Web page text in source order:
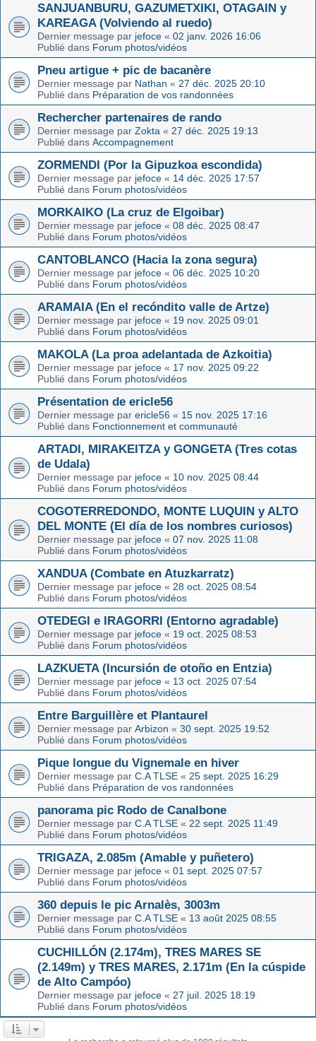
SANJUANBURU, GAZUMETXIKI, OTAGAIN y
KAREAGA (Volviendo al ruedo)
Dernier message par jefoce « 02 janv. 2026 16:06
Publié dans Forum photos/vidéos
Pneu artigue + pic de bacanère
Dernier message par Nathan « 27 déc. 2025 20:10
Publié dans Préparation de vos randonnées
Rechercher partenaires de rando
Dernier message par Zokta « 27 déc. 2025 19:13
Publié dans Accompagnement
ZORMENDI (Por la Gipuzkoa escondida)
Dernier message par jefoce « 14 déc. 2025 17:57
Publié dans Forum photos/vidéos
MORKAIKO (La cruz de Elgoibar)
Dernier message par jefoce « 08 déc. 2025 08:47
Publié dans Forum photos/vidéos
CANTOBLANCO (Hacia la zona segura)
Dernier message par jefoce « 06 déc. 2025 10:20
Publié dans Forum photos/vidéos
ARAMAIA (En el recóndito valle de Artze)
Dernier message par jefoce « 19 nov. 2025 09:01
Publié dans Forum photos/vidéos
MAKOLA (La proa adelantada de Azkoitia)
Dernier message par jefoce « 17 nov. 2025 09:22
Publié dans Forum photos/vidéos
Présentation de ericle56
Dernier message par ericle56 « 15 nov. 2025 17:16
Publié dans Fonctionnement et communauté
ARTADI, MIRAKEITZA y GONGETA (Tres cotas
de Udala)
Dernier message par jefoce « 10 nov. 2025 08:44
Publié dans Forum photos/vidéos
COGOTERREDONDO, MONTE LUQUIN y ALTO
DEL MONTE (El día de los nombres curiosos)
Dernier message par jefoce « 07 nov. 2025 11:08
Publié dans Forum photos/vidéos
XANDUA (Combate en Atuzkarratz)
Dernier message par jefoce « 28 oct. 2025 08:54
Publié dans Forum photos/vidéos
OTEDEGI e IRAGORRI (Entorno agradable)
Dernier message par jefoce « 19 oct. 2025 08:53
Publié dans Forum photos/vidéos
LAZKUETA (Incursión de otoño en Entzia)
Dernier message par jefoce « 13 oct. 2025 07:54
Publié dans Forum photos/vidéos
Entre Barguillère et Plantaurel
Dernier message par Arbizon « 30 sept. 2025 19:52
Publié dans Forum photos/vidéos
Pique longue du Vignemale en hiver
Dernier message par C.A TLSE « 25 sept. 2025 16:29
Publié dans Préparation de vos randonnées
panorama pic Rodo de Canalbone
Dernier message par C.A TLSE « 22 sept. 2025 11:49
Publié dans Forum photos/vidéos
TRIGAZA, 2.085m (Amable y puñetero)
Dernier message par jefoce « 01 sept. 2025 07:57
Publié dans Forum photos/vidéos
360 depuis le pic Arnalès, 3003m
Dernier message par C.A TLSE « 13 août 2025 08:55
Publié dans Forum photos/vidéos
CUCHILLÓN (2.174m), TRES MARES SE
(2.149m) y TRES MARES, 2.171m (En la cúspide
de Alto Campóo)
Dernier message par jefoce « 27 juil. 2025 18:19
Publié dans Forum photos/vidéos